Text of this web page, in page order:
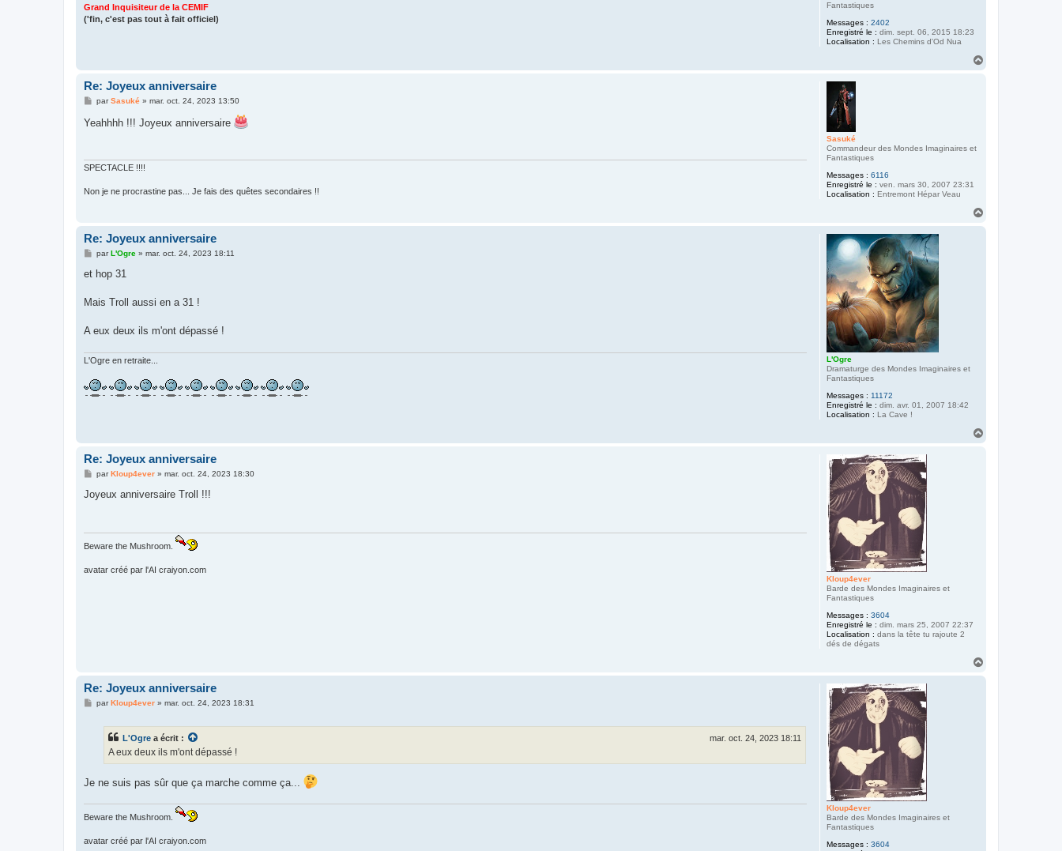
Fantastiques
Messages : 2402
Enregistré le : dim. sept. 06, 2015 18:23
Localisation : Les Chemins d'Od Nua
Grand Inquisiteur de la CEMIF
('fin, c'est pas tout à fait officiel)
Sasuké
Commandeur des Mondes Imaginaires et
Fantastiques
Messages : 6116
Enregistré le : ven. mars 30, 2007 23:31
Localisation : Entremont Hépar Veau
Re: Joyeux anniversaire
M
s
parSasuké» mar. oct. 24, 2023 13:50
Yeahhhh !!! Joyeux anniversaire
SPECTACLE !!!!
Non je ne procrastine pas... Je fais des quêtes secondaires !!
L'Ogre
Dramaturge des Mondes Imaginaires et
Fantastiques
Messages : 11172
Enregistré le : dim. avr. 01, 2007 18:42
Localisation : La Cave !
Re: Joyeux anniversaire
M
s
g
parL'Ogre» mar. oct. 24, 2023 18:11
et hop 31
Mais Troll aussi en a 31 !
A eux deux ils m'ont dépassé !
L'Ogre en retraite...
Kloup4ever
Barde des Mondes Imaginaires et
Fantastiques
Messages : 3604
Enregistré le : dim. mars 25, 2007 22:37
Localisation : dans la tête tu rajoute 2
dés de dégats
Re: Joyeux anniversaire
M
s
s
parKloup4ever» mar. oct. 24, 2023 18:30
Joyeux anniversaire Troll !!!
Beware the Mushroom.
avatar créé par l'AI craiyon.com
Kloup4ever
Barde des Mondes Imaginaires et
Fantastiques
Messages : 3604
Re: Joyeux anniversaire
MparKloup4ever» mar. oct. 24, 2023 18:31
L'Ogre a écrit : mar. oct. 24, 2023 18:11
A eux deux ils m'ont dépassé !
Je ne suis pas sûr que ça marche comme ça...
Beware the Mushroom.
avatar créé par l'AI craiyon.com